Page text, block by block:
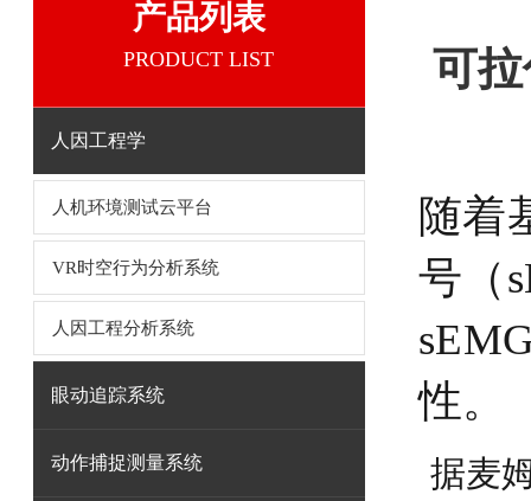
产品列表
PRODUCT LIST
人因工程学
人机环境测试云平台
VR时空行为分析系统
人因工程分析系统
眼动追踪系统
动作捕捉测量系统
可
随着
号（
性。
据麦